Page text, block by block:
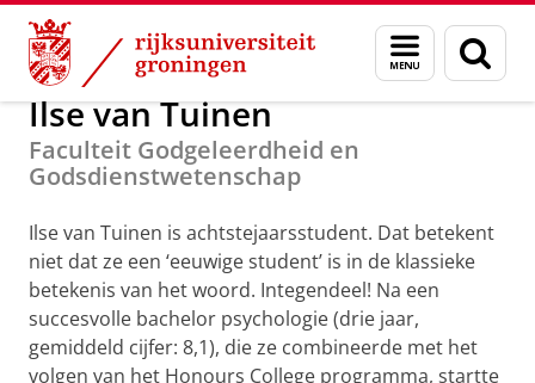
Skip
Content
Skip
Navigation
Menu
en
zoeken
Alumni GUF-100 prijzen
Ilse van Tuinen
Faculteit Godgeleerdheid en
Godsdienstwetenschap
Ilse van Tuinen is achtstejaarsstudent. Dat betekent
niet dat ze een ‘eeuwige student’ is in de klassieke
betekenis van het woord. Integendeel! Na een
succesvolle bachelor psychologie (drie jaar,
gemiddeld cijfer: 8,1), die ze combineerde met het
volgen van het Honours College programma, startte